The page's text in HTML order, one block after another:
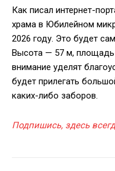
Как писал интернет-
храма в Юбилейном
2026 году. Это будет
Высота — 57 м, площадь
внимание уделят
будет прилегать
каких-либо заборов.
Подпишись, здесь